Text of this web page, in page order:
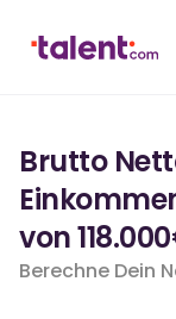
Brutto
von
Berechne Dein